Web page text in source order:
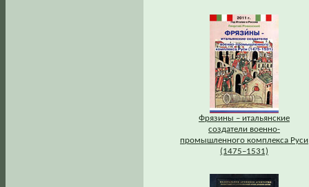
Фрязины – итальянские
создатели военно-
промышленного комплекса Руси
(1475–1531)